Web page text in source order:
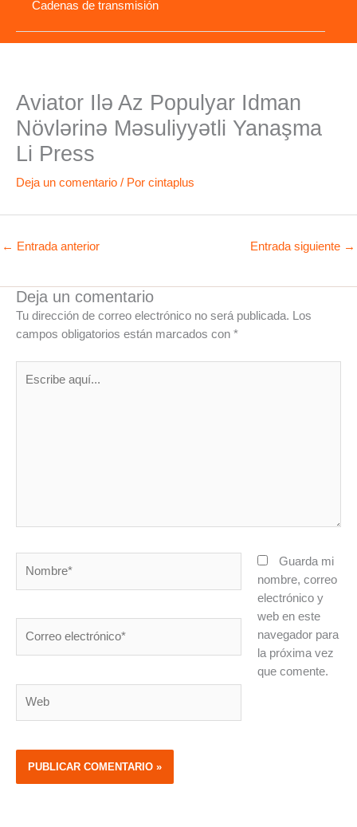
Cadenas de transmisión
Aviator Ilə Az Populyar Idman
Növlərinə Məsuliyyətli Yanaşma
Li Press
Deja un comentario / Por cintaplus
← Entrada anterior Entrada siguiente →
Deja un comentario
Tu dirección de correo electrónico no será publicada.
Los
campos obligatorios están marcados con *
aquí...
electrónico*
Guarda mi
nombre, correo
electrónico y
web en este
navegador para
la próxima vez
que comente.